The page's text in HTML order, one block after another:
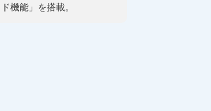
機能」を搭載。